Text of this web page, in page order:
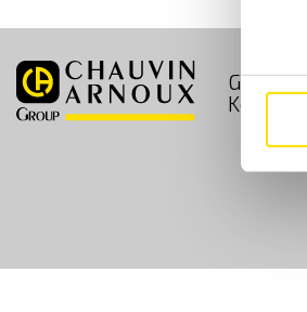
GDPR
Kontakt